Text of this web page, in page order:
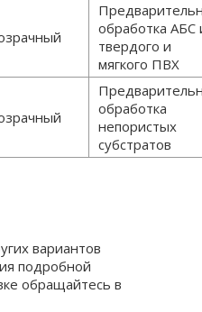
обработка АБС
твердого и
мягкого ПВХ
обработка
непористых
субстратов
вариантов
подробной
обращайтесь в